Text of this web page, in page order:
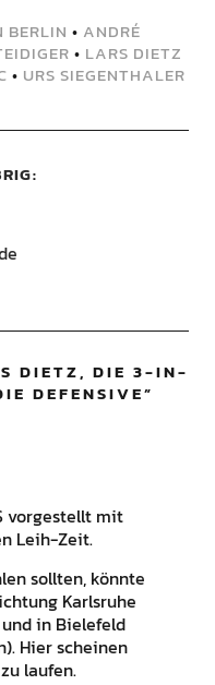
BERLIN • ANDRÉ
• LARS DIETZ
• URS SIEGENTHALER
DIETZ, DIE 3-IN-
DEFENSIVE”
vorgestellt mit
Leih-Zeit.
sollten, könnte
Karlsruhe
in Bielefeld
Hier scheinen
laufen.